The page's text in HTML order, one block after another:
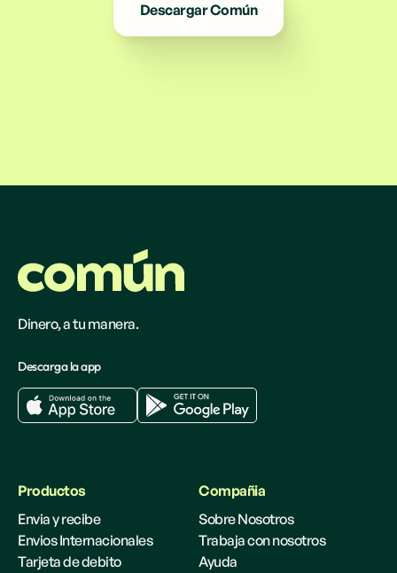
Descargar Común
Dinero, a tu manera.
Descarga la app
Productos
Envia y recibe
Envios Internacionales
Tarjeta de debito
Compañia
Sobre Nosotros
Trabaja con nosotros
Ayuda